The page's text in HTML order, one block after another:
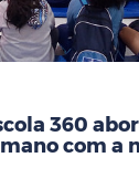
360
com a